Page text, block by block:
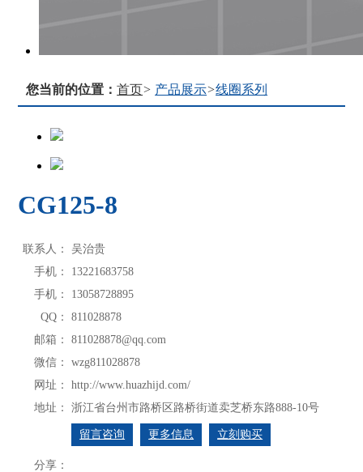
您当前的位置：首页> 产品展示>线圈系列
CG125-8
联系人：
吴治贵
手机：
13221683758
手机：
13058728895
QQ：
811028878
邮箱：
811028878@qq.com
微信：
wzg811028878
网址：
http://www.huazhijd.com/
地址：
浙江省台州市路桥区路桥街道卖芝桥东路888-10号
留言咨询 更多信息 立刻购买
分享：